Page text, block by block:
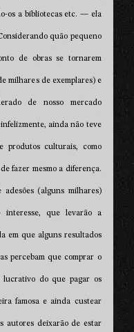
os a bibliotecas etc. — ela
quão pequeno
de obras se tornarem
milhares de exemplares) e
de nosso mercado
ainda não teve
produtos culturais, como
fazer mesmo a diferença.
(alguns milhares)
interesse, que levarão a
em que alguns resultados
percebam que comprar o
do que pagar os
famosa e ainda custear
autores deixarão de estar